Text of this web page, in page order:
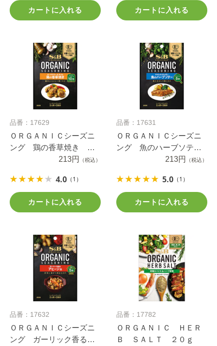
カートに入れる カートに入れる
品番：17629
ＯＲＧＡＮＩＣシーズニ
ング 鶏の香草焼き ロ
ーズマリー＆タイム １
213円 （税込）
4.0 （1）
カートに入れる
品番：17631
ＯＲＧＡＮＩＣシーズニ
ング 魚のハーブソテ
ー タイム＆オレガノ
213円 （税込）
5.0 （1）
カートに入れる
品番：17632
ＯＲＧＡＮＩＣシーズニ
ング ガーリック香るア
品番：17782
ＯＲＧＡＮＩＣ ＨＥＲ
Ｂ ＳＡＬＴ ２０ｇ